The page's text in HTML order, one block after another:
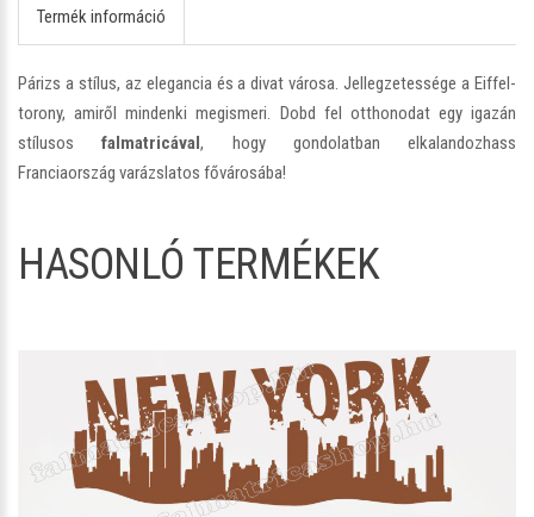
Termék információ
Párizs a stílus, az elegancia és a divat városa. Jellegzetessége a Eiffel-
torony, amiről mindenki megismeri. Dobd fel otthonodat egy igazán
stílusosfalmatricával, hogy gondolatban elkalandozhass
Franciaország varázslatos fővárosába!
HASONLÓ TERMÉKEK